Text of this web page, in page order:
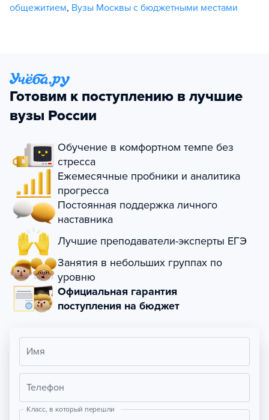
общежитием, Вузы Москвы с бюджетными местами
Готовим к поступлению в лучшие
вузы России
Обучение в комфортном темпе без
стресса
Ежемесячные пробники и аналитика
прогресса
Постоянная поддержка личного
наставника
Лучшие преподаватели-эксперты ЕГЭ
Занятия в небольших группах по
уровню
Официальная гарантия
поступления на бюджет
Имя
Телефон
Класс, в который перешли